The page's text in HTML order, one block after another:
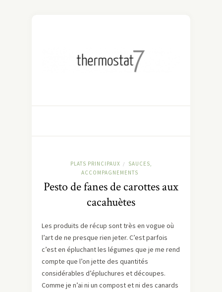
PLATS PRINCIPAUX /
SAUCES,
ACCOMPAGNEMENTS
Pesto de fanes de carottes aux
cacahuètes
Les produits de récup sont très en vogue où
l’art de ne presque rien jeter. C’est parfois
c’est en épluchant les légumes que je me rend
compte que l’on jette des quantités
considérables d’épluchures et découpes.
Comme je n’ai ni un compost et ni des canards